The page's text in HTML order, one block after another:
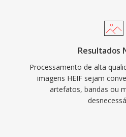
Resultados
Processamento de alta
imagens HEIF sejam
artefatos, bandas ou